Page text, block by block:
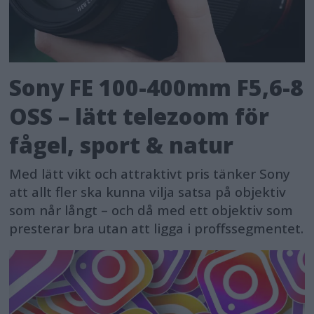
Sony FE 100-400mm F5,6-8
OSS – lätt telezoom för
fågel, sport & natur
Med lätt vikt och attraktivt pris tänker Sony
att allt fler ska kunna vilja satsa på objektiv
som når långt – och då med ett objektiv som
presterar bra utan att ligga i proffssegmentet.